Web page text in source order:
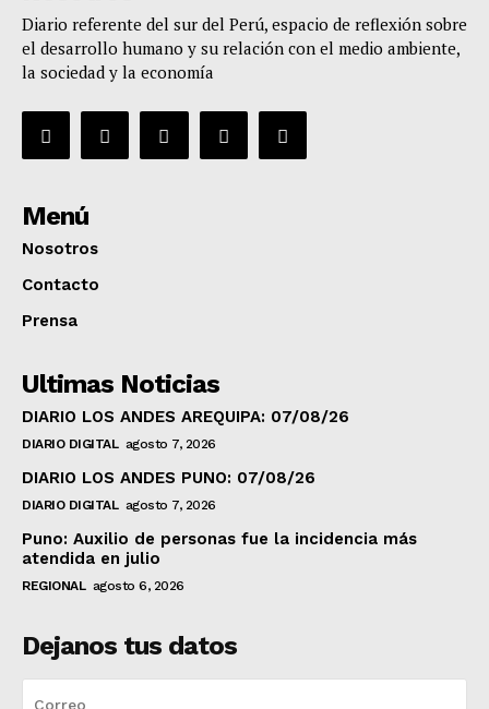
Diario referente del sur del Perú, espacio de reflexión sobre
el desarrollo humano y su relación con el medio ambiente,
la sociedad y la economía
Menú
Nosotros
Contacto
Prensa
Ultimas Noticias
DIARIO LOS ANDES AREQUIPA: 07/08/26
DIARIO DIGITAL agosto 7, 2026
DIARIO LOS ANDES PUNO: 07/08/26
DIARIO DIGITAL agosto 7, 2026
Puno: Auxilio de personas fue la incidencia más
atendida en julio
REGIONAL agosto 6, 2026
Dejanos tus datos